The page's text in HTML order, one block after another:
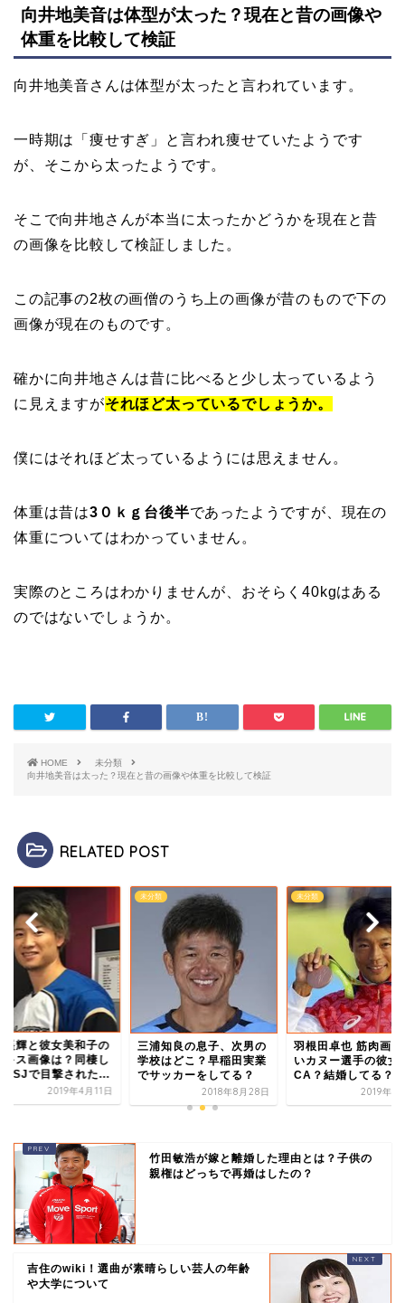
向井地美音は体型が太った？現在と昔の画像や
体重を比較して検証
向井地美音さんは体型が太ったと言われています。
一時期は「痩せすぎ」と言われ痩せていたようです
が、そこから太ったようです。
そこで向井地さんが本当に太ったかどうかを現在と昔
の画像を比較して検証しました。
この記事の2枚の画僧のうち上の画像が昔のもので下の
画像が現在のものです。
確かに向井地さんは昔に比べると少し太っているよう
に見えますがそれほど太っているでしょうか。
僕にはそれほど太っているようには思えません。
体重は昔は3０ｋｇ台後半であったようですが、現在の
体重についてはわかっていません。
実際のところはわかりませんが、おそらく40kgはある
のではないでしょうか。
HOME
未分類
向井地美音は太った？現在と昔の画像や体重を比較して検証
RELATED POST
遥輝と彼女美和子の
キス画像は？同棲し
USJで目撃された...
2019年4月11日
未分類
三浦知良の息子、次男の
学校はどこ？早稲田実業
でサッカーをしてる？
2018年8月28日
未分類
羽根田卓也 筋肉画像
いカヌー選手の彼女
CA？結婚してる？
2019年1
竹田敏浩が嫁と離婚した理由とは？子供の
親権はどっちで再婚はしたの？
吉住のwiki！選曲が素晴らしい芸人の年齢
や大学について